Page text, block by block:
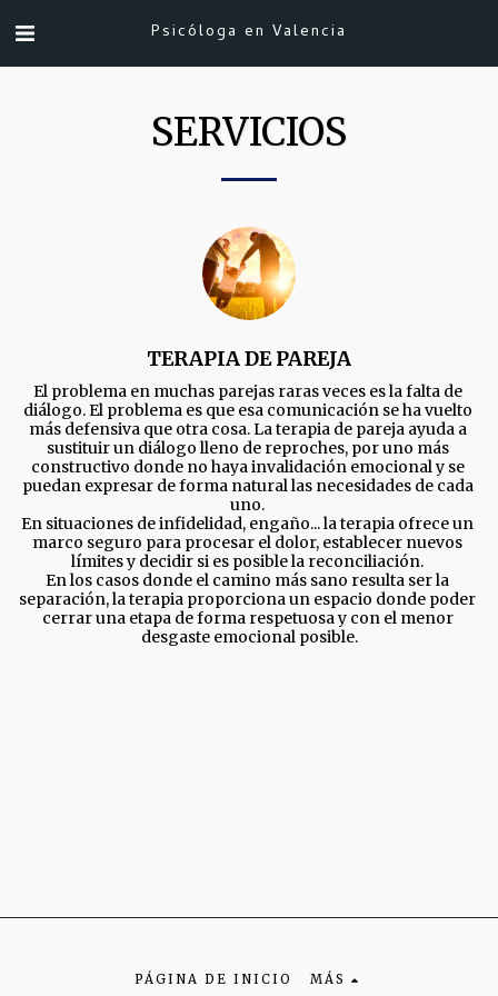
Psicóloga en Valencia
SERVICIOS
TERAPIA DE PAREJA
El problema en muchas parejas raras veces es la falta de
diálogo. El problema es que esa comunicación se ha vuelto
más defensiva que otra cosa. La terapia de pareja ayuda a
sustituir un diálogo lleno de reproches, por uno más
constructivo donde no haya invalidación emocional y se
puedan expresar de forma natural las necesidades de cada
uno.
En situaciones de infidelidad, engaño... la terapia ofrece un
marco seguro para procesar el dolor, establecer nuevos
límites y decidir si es posible la reconciliación.
En los casos donde el camino más sano resulta ser la
separación, la terapia proporciona un espacio donde poder
cerrar una etapa de forma respetuosa y con el menor
desgaste emocional posible.
PÁGINA DE INICIO MÁS